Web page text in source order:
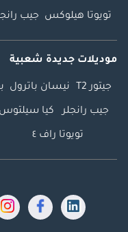
تويوتا هيلوكس جيب
موديلات جديدة شعبية
جيتور T2 نيسان باترول
جيب رانجلر كيا سيلتوس
تويوتا راف ٤